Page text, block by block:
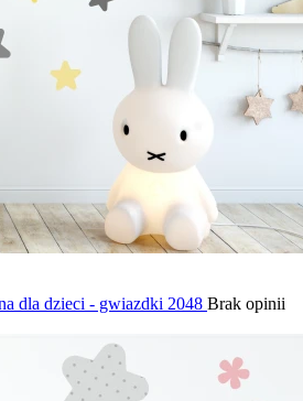
dla dzieci - gwiazdki 2048 Brak opinii